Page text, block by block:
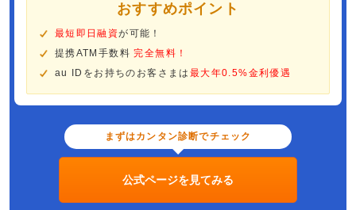
おすすめポイント
最短即日融資が可能！
提携ATM手数料完全無料！
au IDをお持ちのお客さまは 最大年0.5%金利優遇
まずはカンタン診断でチェック
公式ページを見てみる